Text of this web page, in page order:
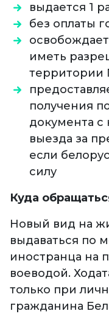
выдается 1
без оплаты
иметь
территории
получения
документа с
выезда за
если
силу
Куда
Новый вид на
выдаваться по
иностранца на
воеводой.
только при
гражданина